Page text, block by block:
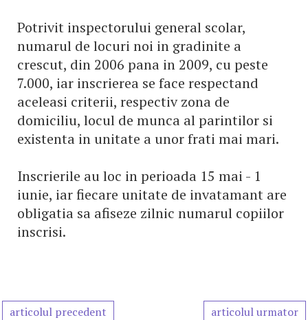
Potrivit inspectorului general scolar,
numarul de locuri noi in gradinite a
crescut, din 2006 pana in 2009, cu peste
7.000, iar inscrierea se face respectand
aceleasi criterii, respectiv zona de
domiciliu, locul de munca al parintilor si
existenta in unitate a unor frati mai mari.
Inscrierile au loc in perioada 15 mai - 1
iunie, iar fiecare unitate de invatamant are
obligatia sa afiseze zilnic numarul copiilor
inscrisi.
articolul precedent articolul urmator